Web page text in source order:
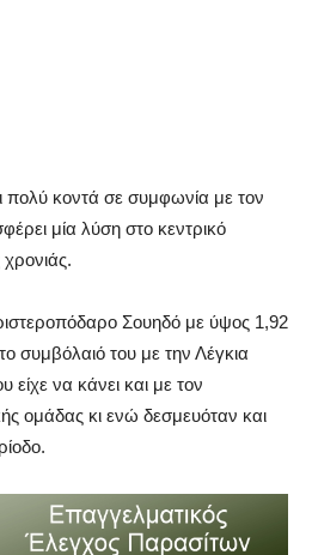
πολύ κοντά σε συμφωνία με τον
μία λύση στο κεντρικό
Σουηδό με ύψος 1,92
του με την Λέγκια
είχε να κάνει και με τον
ομάδας κι ενώ δεσμευόταν και